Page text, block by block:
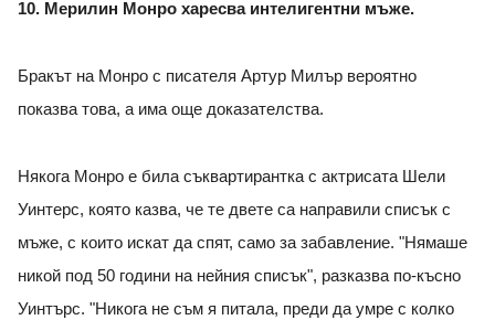
10. Мерилин Монро харесва интелигентни мъже.
Бракът на Монро с писателя Артур Милър вероятно
показва това, а има още доказателства.
Някога Монро е била съквартирантка с актрисата Шели
Уинтерс, която казва, че те двете са направили списък с
мъже, с които искат да спят, само за забавление. "Нямаше
никой под 50 години на нейния списък", разказва по-късно
Уинтърс. "Никога не съм я питала, преди да умре с колко